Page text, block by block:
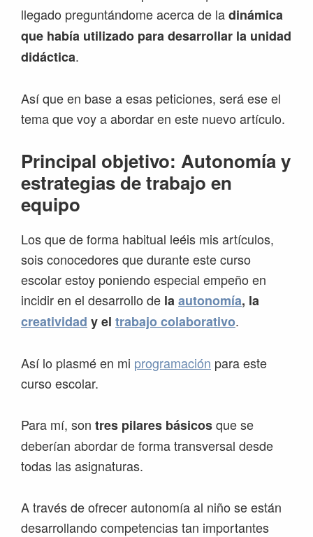
llegado preguntándome acerca de ladinámica
que había utilizado para desarrollar la unidad
didáctica.
Así que en base a esas peticiones, será ese el
tema que voy a abordar en este nuevo artículo.
Principal objetivo: Autonomía y
estrategias de trabajo en
equipo
Los que de forma habitual leéis mis artículos,
sois conocedores que durante este curso
escolar estoy poniendo especial empeño en
incidir en el desarrollo de laautonomía, la
creatividad y el trabajo colaborativo.
Así lo plasmé en mi programación para este
curso escolar.
Para mí, son tres pilares básicosque se
deberían abordar de forma transversal desde
todas las asignaturas.
A través de ofrecer autonomía al niño se están
desarrollando competencias tan importantes